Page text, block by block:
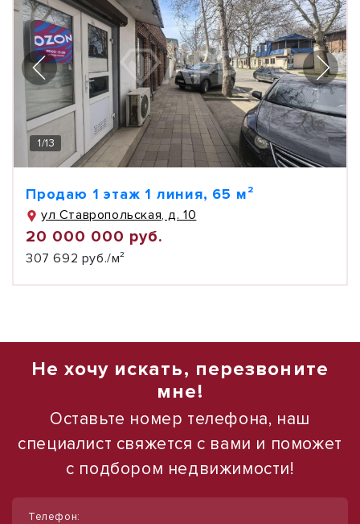
1/13
Продаю 1 этаж 1 линия, 65 м²
ул Ставропольская, д. 10
20 000 000 руб.
307 692 руб./м²
Не хочу искать, перезвоните
мне!
Оставьте номер телефона, наш
специалист свяжется с вами и поможет
с подбором недвижимости!
Телефон: